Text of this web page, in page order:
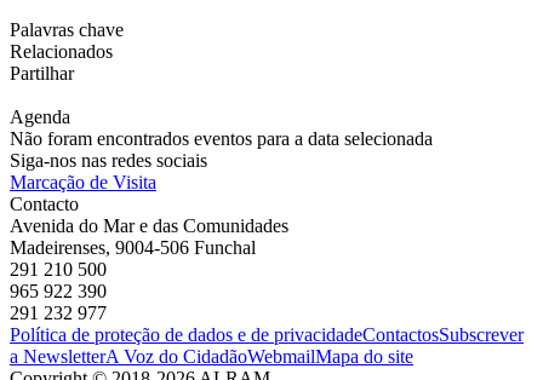
Palavras chave
Relacionados
Partilhar
Agenda
Não foram encontrados eventos para a data selecionada
Siga-nos nas redes sociais
Marcação de Visita
Contacto
Avenida do Mar e das Comunidades
Madeirenses, 9004-506 Funchal
291 210 500
965 922 390
291 232 977
Política de proteção de dados e de privacidadeContactosSubscrever
a NewsletterA Voz do CidadãoWebmailMapa do site